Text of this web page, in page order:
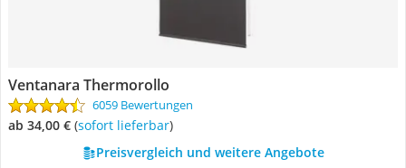
Ventanara Thermorollo
6059 Bewertungen
ab 34,00 € ( Sofort lieferbar)
Preisvergleich und weitere Angebote